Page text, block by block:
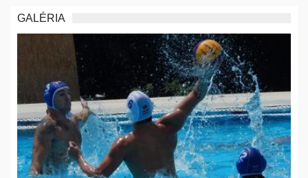
GALÉRIA